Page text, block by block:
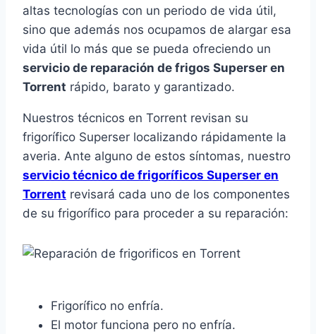
altas tecnologías con un periodo de vida útil,
sino que además nos ocupamos de alargar esa
vida útil lo más que se pueda ofreciendo un
servicio de reparación de frigos Superser en
Torrent rápido, barato y garantizado.
Nuestros técnicos en Torrent revisan su
frigorífico Superser localizando rápidamente la
averia. Ante alguno de estos síntomas, nuestro
servicio técnico de frigoríficos Superser en
Torrent revisará cada uno de los componentes
de su frigorífico para proceder a su reparación:
Frigorífico no enfría.
El motor funciona pero no enfría.